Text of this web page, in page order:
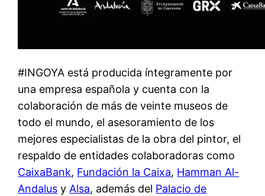
#INGOYA está producida íntegramente por
una empresa española y cuenta con la
colaboración de más de veinte museos de
todo el mundo, el asesoramiento de los
mejores especialistas de la obra del pintor, el
respaldo de entidades colaboradoras como
CaixaBank, Fundación la Caixa, Hamman Al-
Andalus y Alsa, además del Palacio de